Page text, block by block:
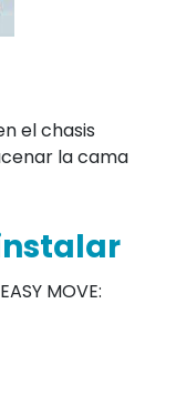
el chasis
la cama
MOVE: